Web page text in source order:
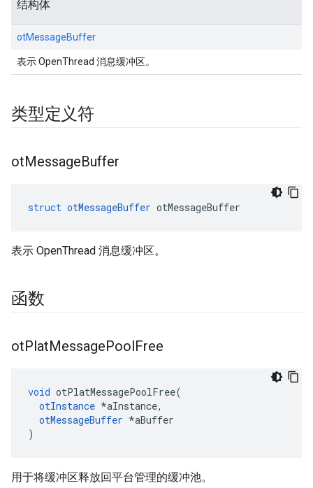
结构体
otMessageBuffer
表示 OpenThread 消息缓冲区。
类型定义符
otMessageBuffer
struct otMessageBuffer otMessageBuffer
表示 OpenThread 消息缓冲区。
函数
otPlatMessagePoolFree
void otPlatMessagePoolFree(
otInstance *aInstance,
otMessageBuffer *aBuffer
)
用于将缓冲区释放回平台管理的缓冲池。